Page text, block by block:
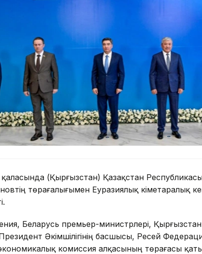
(Қырғызстан) Қазақстан
төрағалығымен Еуразиялық үкіметаралық
Беларусь премьер-министрлері, Қырғызстан
Әкімшілігінің басшысы, Ресей
комиссия алқасының төрағасы